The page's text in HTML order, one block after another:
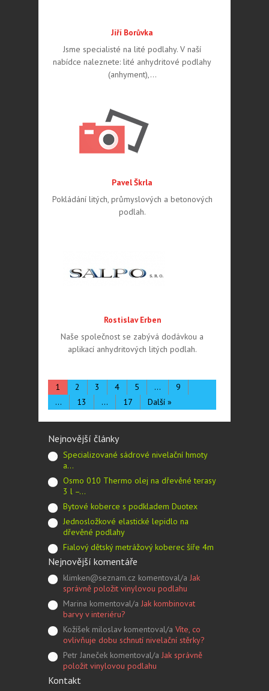
Jiří Borůvka
Jsme specialisté na lité podlahy. V naší
nabídce naleznete: lité anhydritové podlahy
(anhyment),…
Pavel Škrla
Pokládání litých, průmyslových a betonových
podlah.
Rostislav Erben
Naše společnost se zabývá dodávkou a
aplikací anhydritových litých podlah.
1 2 3 4 5 …
9
…
13 … 17 Další »
Nejnovější články
Specializované sádrové nivelační hmoty
a…
Osmo 010 Thermo olej na dřevěné terasy
3 l –…
Bytové koberce s podkladem Duotex
Jednosložkové elastické lepidlo na
dřevěné podlahy
Fialový dětský metrážový koberec šíře 4m
Nejnovější komentáře
klimken@seznam.cz komentoval/a Jak
správně položit vinylovou podlahu
Marina komentoval/a Jak kombinovat
barvy v interiéru?
Kožíšek miloslav komentoval/a Víte, co
ovlivňuje dobu schnutí nivelační stěrky?
Petr Janeček komentoval/a Jak správně
položit vinylovou podlahu
Kontakt